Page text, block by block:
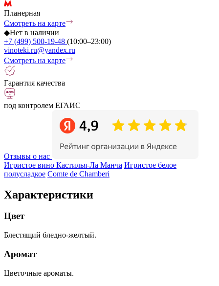
Планерная
Смотреть на карте
◆Нет в наличии
+7 (499) 500-19-48 (10:00–23:00)
vinoteki.ru@yandex.ru
Смотреть на карте
Гарантия качества
под контролем ЕГАИС
Отзывы о нас
Игристое вино Кастилья-Ла Манча Игристое белое
полусладкое Comte de Chamberi
Характеристики
Цвет
Блестящий бледно-желтый.
Аромат
Цветочные ароматы.